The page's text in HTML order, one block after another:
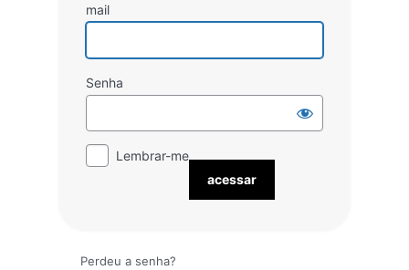
mail
Senha
Lembrar-me
Perdeu a senha?